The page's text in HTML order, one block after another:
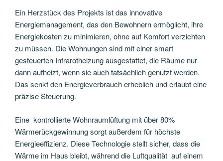
Ein Herzstück des Projekts ist das innovative
Energiemanagement, das den Bewohnern ermöglicht, ihre
Energiekosten zu minimieren, ohne auf Komfort verzichten
zu müssen. Die Wohnungen sind mit einer smart
gesteuerten Infrarotheizung ausgestattet, die Räume nur
dann aufheizt, wenn sie auch tatsächlich genutzt werden.
Das senkt den Energieverbrauch erheblich und erlaubt eine
präzise Steuerung.
Eine kontrollierte Wohnraumlüftung mit über 80%
Wärmerückgewinnung sorgt außerdem für höchste
Energieeffizienz. Diese Technologie stellt sicher, dass die
Wärme im Haus bleibt, während die Luftqualität auf einem